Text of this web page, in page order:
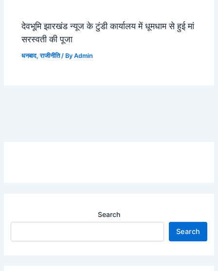
देवभूमि झारखंड न्यूज के टुंडी कार्यालय में धूमधाम से हुई मां
सरस्वती की पूजा
धनबाद,राजीनीति/ ByAdmin
Search
Search